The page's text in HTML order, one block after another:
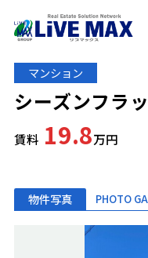
マンション
シーズンフラ
賃料 19.8万円
物件写真 PHOTO